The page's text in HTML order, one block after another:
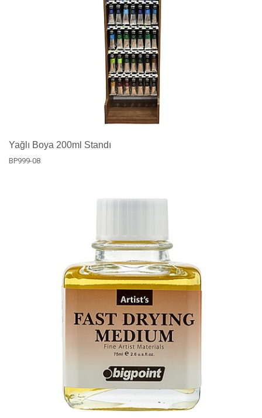
Yağlı Boya 200ml Standı
BP999-08